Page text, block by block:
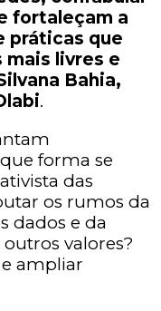
fortaleçam a
práticas que
livres e
Bahia,
.
forma se
das
os rumos da
dados e da
valores?
ampliar